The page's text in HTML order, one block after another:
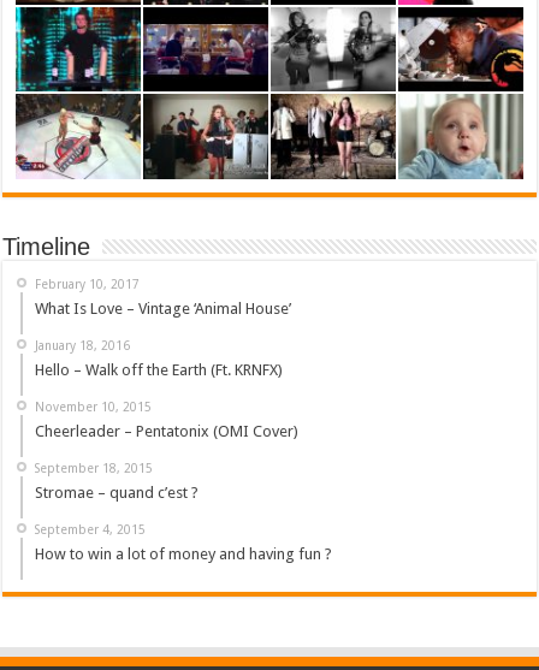
Timeline
February 10, 2017
What Is Love – Vintage ‘Animal House’
January 18, 2016
Hello – Walk off the Earth (Ft. KRNFX)
November 10, 2015
Cheerleader – Pentatonix (OMI Cover)
September 18, 2015
Stromae – quand c’est ?
September 4, 2015
How to win a lot of money and having fun ?